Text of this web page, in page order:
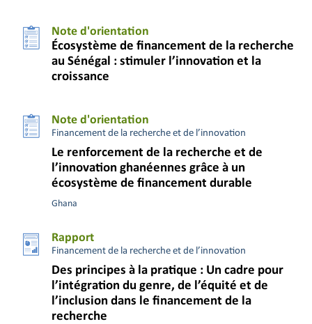
Note d'orientation
Écosystème de financement de la recherche
au Sénégal : stimuler l’innovation et la
croissance
Note d'orientation
Financement de la recherche et de l’innovation
Le renforcement de la recherche et de
l’innovation ghanéennes grâce à un
écosystème de financement durable
Ghana
Rapport
Financement de la recherche et de l’innovation
Des principes à la pratique : Un cadre pour
l’intégration du genre, de l’équité et de
l’inclusion dans le financement de la
recherche